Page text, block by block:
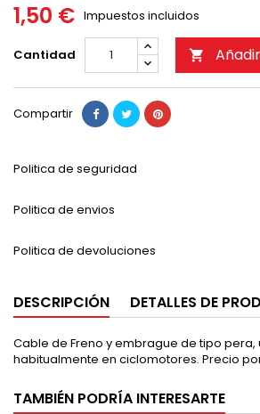
1,50 € Impuestos incluidos
Cantidad 
Compartir
Politica de seguridad
Politica de envios
Politica de devoluciones
DESCRIPCIÓN DETALLES DE
Cable de Freno y embrague de tipo pera,
habitualmente en ciclomotores. Precio
TAMBIÉN PODRÍA INTERESARTE